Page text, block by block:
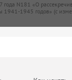
N181 «О
1941-1945 годов» (с